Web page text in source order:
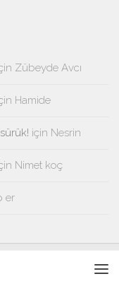
Zübeyde Avcı
Hamide
için Nesrin
Nimet koç
er